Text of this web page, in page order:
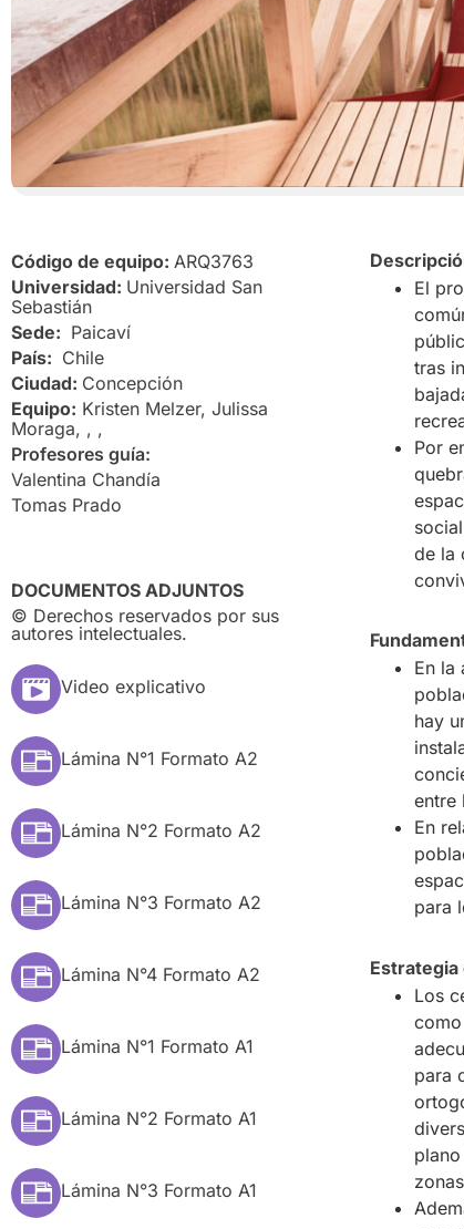
Código de equipo: ARQ3763
Universidad: Universidad San
Sebastián
Sede: Paicaví
País: Chile
Ciudad: Concepción
Equipo: Kristen Melzer, Julissa
Moraga, , ,
Profesores guía:
Valentina Chandía
Tomas Prado
DOCUMENTOS ADJUNTOS
© Derechos reservados por sus
autores intelectuales.
Video explicativo
Lámina N°1 Formato A2
Lámina N°2 Formato A2
Lámina N°3 Formato A2
Lámina N°4 Formato A2
Lámina N°1 Formato A1
Lámina N°2 Formato A1
Lámina N°3 Formato A1
El
tras
Por
de la
En la
hay
entre
En
para
Los
para